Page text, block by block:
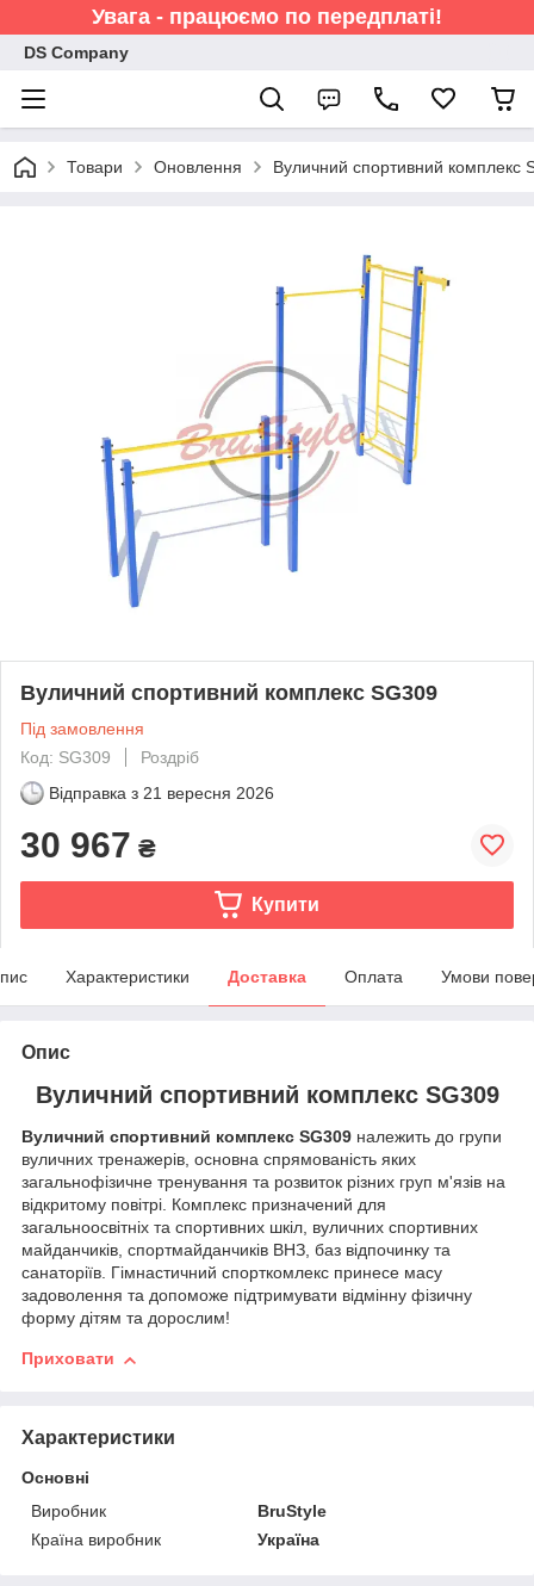
Увага - працюємо по передплаті!
DS Company
Товари Оновлення Вуличний спортивний комплекс
Вуличний спортивний комплекс SG309
Під замовлення
Код: SG309
Роздріб
Відправка з 21 вересня 2026
30 967 ₴
Купити
Характеристики Доставка Оплата Умови
Опис
Вуличний спортивний комплекс SG309
Вуличний спортивний комплекс SG309 належить до групи
вуличних тренажерів, основна спрямованість яких
загальнофізичне тренування та розвиток різних груп м'язів на
відкритому повітрі. Комплекс призначений для
загальноосвітніх та спортивних шкіл, вуличних спортивних
майданчиків, спортмайданчиків ВНЗ, баз відпочинку та
санаторіїв. Гімнастичний спорткомлекс принесе масу
задоволення та допоможе підтримувати відмінну фізичну
форму дітям та дорослим!
Приховати
Характеристики
Основні
Виробник
BruStyle
Країна виробник
Україна